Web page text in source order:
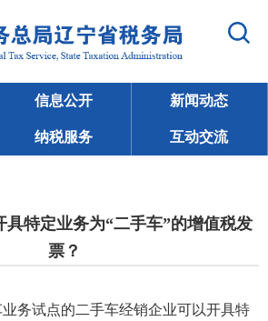
信息公开 新闻动态
纳税服务 互动交流
具特定业务为“二手车”的增值税发
票？
务试点的二手车经销企业可以开具特